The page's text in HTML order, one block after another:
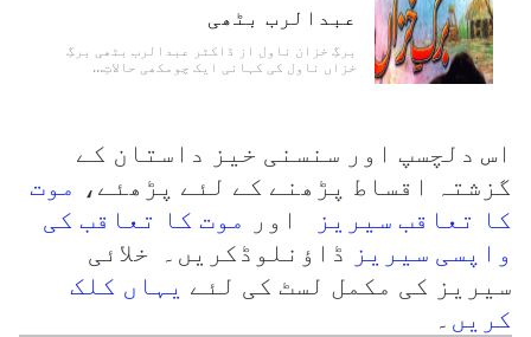
عبدالرب بٹھی
برگِ خزان ناول از ڈاکٹر عبدالرب بٹھی برگِ
خزاں ناول کی کہانی ایک چومکھی حالاتِ…
اس دلچسپ اور سنسنی خیز داستان کے
گزشتہ اقساط پڑھنے کے لئے پڑھئے، موت
کا تعاقب سیریز
اور
موت کا تعاقب کی
واپسی سیریز ڈاؤنلوڈکریں۔ خلائی
سیریز کی مکمل لسٹ کی لئے یہاں کلک
کریں ۔